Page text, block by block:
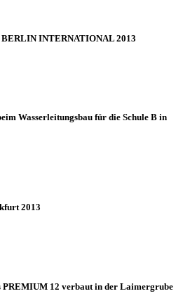
INTERNATIONAL 2013
Wasserleitungsbau für die Schule B in
2013
12 verbaut in der Laimergrube